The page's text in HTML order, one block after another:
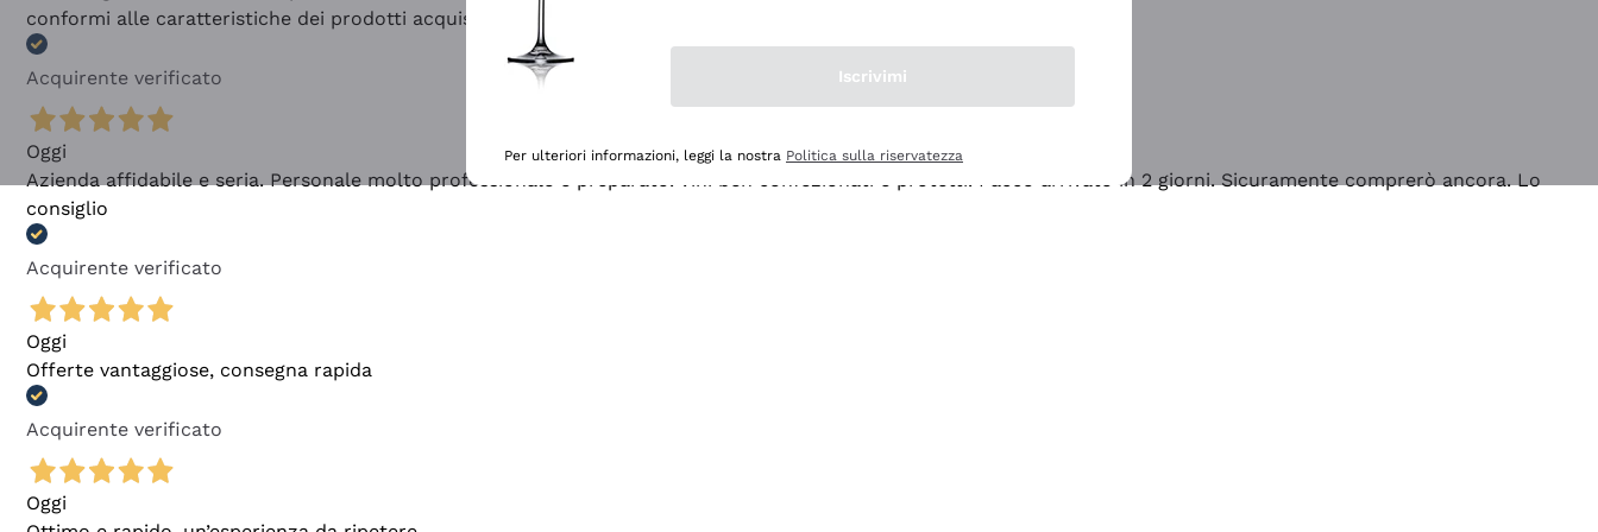
conformi alle caratteristiche dei prodotti acquistati
Acquirente verificato
Oggi
Azienda affidabile e seria. Personale molto professionale e preparato. Vini ben confezionati e protetti. Pacco arrivato in 2 giorni. Sicuramente comprerò ancora. Lo
consiglio
Acquirente verificato
Oggi
Offerte vantaggiose, consegna rapida
Acquirente verificato
Oggi
Iscrivimi
Per ulteriori informazioni, leggi la nostra Politica sulla riservatezza